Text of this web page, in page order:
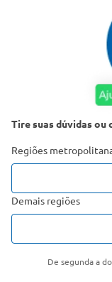
Tire suas dúvidas
Regiões
Demais regiões
De segunda a